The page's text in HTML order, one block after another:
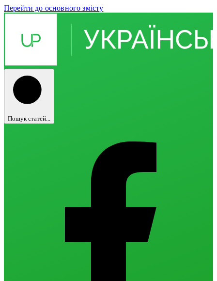
Перейти до основного змісту
Пошук статей...